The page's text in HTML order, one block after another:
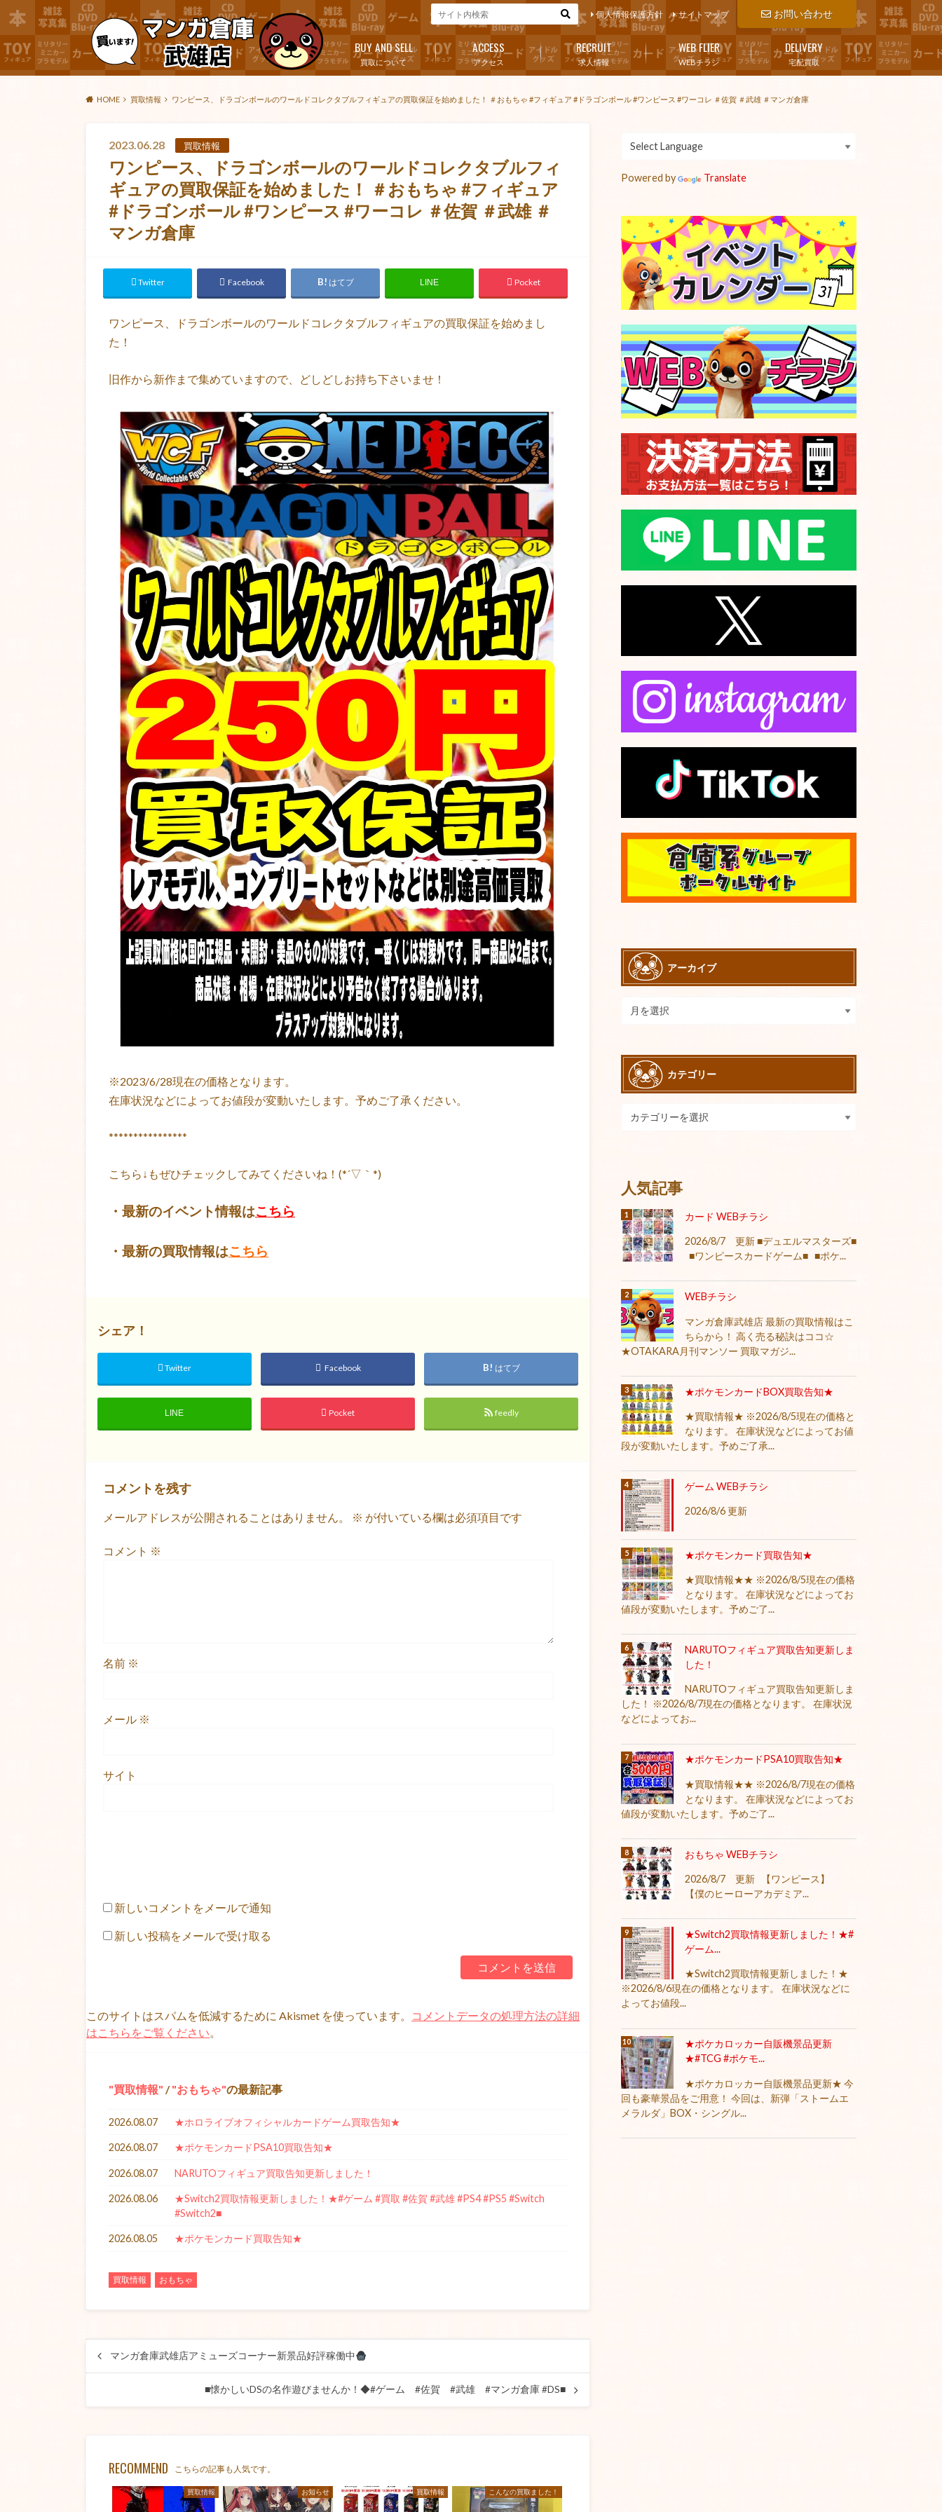
お問い合わせ
個人情報保護方針 サイトマップ
買取について
BUY AND SELL
アクセス
ACCESS
求人情報
RECRUIT
WEBチラシ
WEB FLIER
宅配買取
DELIVERY
HOME 買取情報 ワンピース、ドラゴンボールのワールドコレクタブルフィギュアの買取保証を始めました！ ＃おもちゃ #フィギュア #ドラゴンボール #ワンピース #ワーコレ ＃佐賀 ＃武雄 ＃マンガ倉庫
2023.06.28 買取情報
ワンピース、ドラゴンボールのワールドコレクタブルフィ
ギュアの買取保証を始めました！ ＃おもちゃ #フィギュア
#ドラゴンボール #ワンピース #ワーコレ ＃佐賀 ＃武雄 ＃
マンガ倉庫
Twitter Facebook はてブ LINE Pocket
ワンピース、ドラゴンボールのワールドコレクタブルフィギュアの買取保証を始めまし
た！
旧作から新作まで集めていますので、どしどしお持ち下さいませ！
※2023/6/28現在の価格となります。
在庫状況などによってお値段が変動いたします。予めご了承ください。
****************
こちら↓もぜひチェックしてみてくださいね！(*´▽｀*)
・最新のイベント情報はこちら
・最新の買取情報はこちら
シェア！
Twitter Facebook はてブ
LINE Pocket feedly
コメントを残す
メールアドレスが公開されることはありません。 ※ が付いている欄は必須項目です
コメント ※
名前 ※
メール ※
サイト
新しいコメントをメールで通知
新しい投稿をメールで受け取る
このサイトはスパムを低減するために Akismet を使っています。
コメントデータの処理方法の詳細
はこちらをご覧ください
買取情報 / おもちゃ の最新記事
2026.08.07 ★ホロライブオフィシャルカードゲーム買取告知★
2026.08.07 ★ポケモンカードPSA10買取告知★
2026.08.07 NARUTOフィギュア買取告知更新しました！
2026.08.06
★Switch2買取情報更新しました！★#ゲーム #買取 #佐賀 #武雄 #PS4 #PS5 #Switch
#Switch2■
2026.08.05 ★ポケモンカード買取告知★
買取情報 おもちゃ
マンガ倉庫武雄店アミューズコーナー新景品好評稼働中
■懐かしいDSの名作遊びませんか！◆#ゲーム #佐賀 #武雄 #マンガ倉庫 #DS■
RECOMMEND こちらの記事も人気です。
買取情報 お知らせ 買取情報 こんなの買取ました！
Powered by Translate
アーカイブ
カテゴリー
人気記事
カード WEBチラシ
2026/8/7 更新 ■デュエルマスターズ■
■ワンピースカードゲーム■ ■ポケ...
WEBチラシ
マンガ倉庫武雄店 最新の買取情報はこ
ちらから！ 高く売る秘訣はココ☆
★OTAKARA月刊マンソー 買取マガジ...
★ポケモンカードBOX買取告知★
★買取情報★ ※2026/8/5現在の価格と
なります。 在庫状況などによってお値
段が変動いたします。予めご了承...
ゲーム WEBチラシ
2026/8/6 更新
★ポケモンカード買取告知★
★買取情報★★ ※2026/8/5現在の価格
となります。 在庫状況などによってお
値段が変動いたします。予めご了...
NARUTOフィギュア買取告知更新しま
した！
NARUTOフィギュア買取告知更新しま
した！ ※2026/8/7現在の価格となります。 在庫状況
などによってお...
★ポケモンカードPSA10買取告知★
★買取情報★★ ※2026/8/7現在の価格
となります。 在庫状況などによってお
値段が変動いたします。予めご了...
おもちゃ WEBチラシ
2026/8/7 更新 【ワンピース】
【僕のヒーローアカデミア...
★Switch2買取情報更新しました！★#
ゲーム...
★Switch2買取情報更新しました！★
※2026/8/6現在の価格となります。 在庫状況などに
よってお値段...
★ポケカロッカー自販機景品更新
★#TCG #ポケモ...
★ポケカロッカー自販機景品更新★ 今
回も豪華景品をご用意！ 今回は、新弾「ストームエ
メラルダ」BOX・シングル...